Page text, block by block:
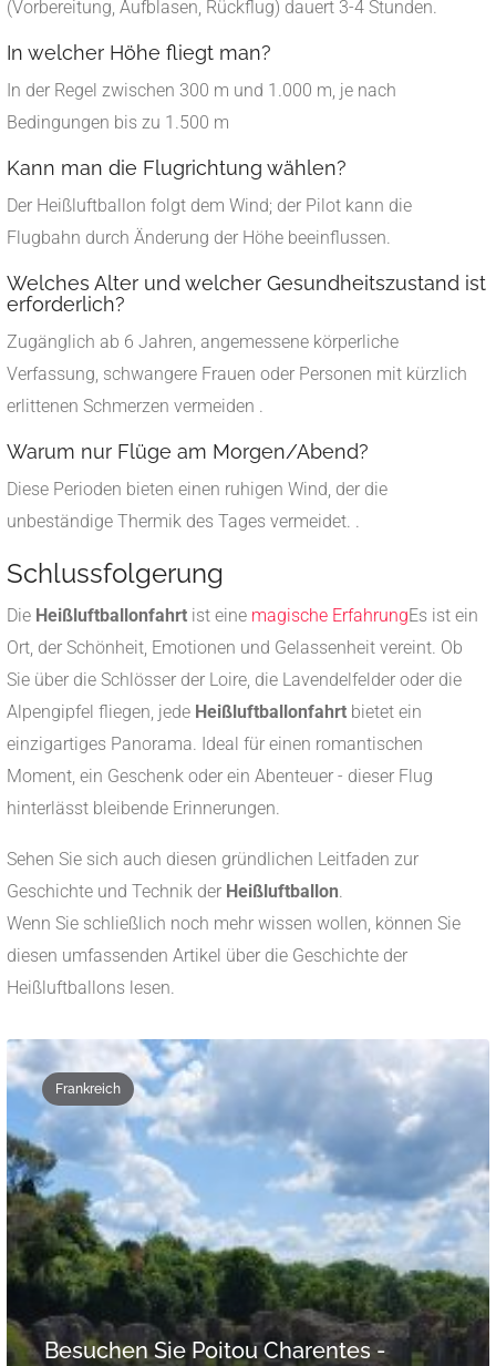
(Vorbereitung, Aufblasen, Rückflug) dauert 3-4 Stunden.
In welcher Höhe fliegt man?
In der Regel zwischen 300 m und 1.000 m, je nach
Bedingungen bis zu 1.500 m
Kann man die Flugrichtung wählen?
Der Heißluftballon folgt dem Wind; der Pilot kann die
Flugbahn durch Änderung der Höhe beeinflussen.
Welches Alter und welcher Gesundheitszustand ist
erforderlich?
Zugänglich ab 6 Jahren, angemessene körperliche
Verfassung, schwangere Frauen oder Personen mit kürzlich
erlittenen Schmerzen vermeiden .
Warum nur Flüge am Morgen/Abend?
Diese Perioden bieten einen ruhigen Wind, der die
unbeständige Thermik des Tages vermeidet. .
Schlussfolgerung
Die Heißluftballonfahrt ist eine magische ErfahrungEs ist ein
Ort, der Schönheit, Emotionen und Gelassenheit vereint. Ob
Sie über die Schlösser der Loire, die Lavendelfelder oder die
Alpengipfel fliegen, jede Heißluftballonfahrt bietet ein
einzigartiges Panorama. Ideal für einen romantischen
Moment, ein Geschenk oder ein Abenteuer - dieser Flug
hinterlässt bleibende Erinnerungen.
Sehen Sie sich auch diesen gründlichen Leitfaden zur
Geschichte und Technik der Heißluftballon.
Wenn Sie schließlich noch mehr wissen wollen, können Sie
diesen umfassenden Artikel über die Geschichte der
Heißluftballons lesen.
Frankreich
Besuchen Sie Poitou Charentes -